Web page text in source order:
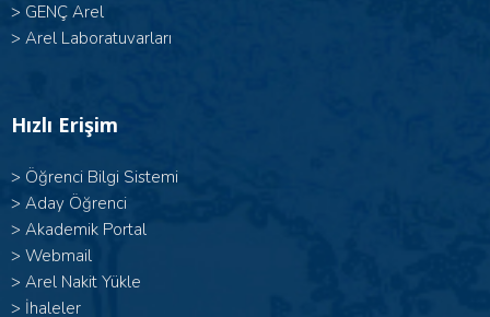
> GENÇ Arel
> Arel Laboratuvarları
Hızlı Erişim
> Öğrenci Bilgi Sistemi
> Aday Öğrenci
> Akademik Portal
> Webmail
> Arel Nakit Yükle
> İhaleler